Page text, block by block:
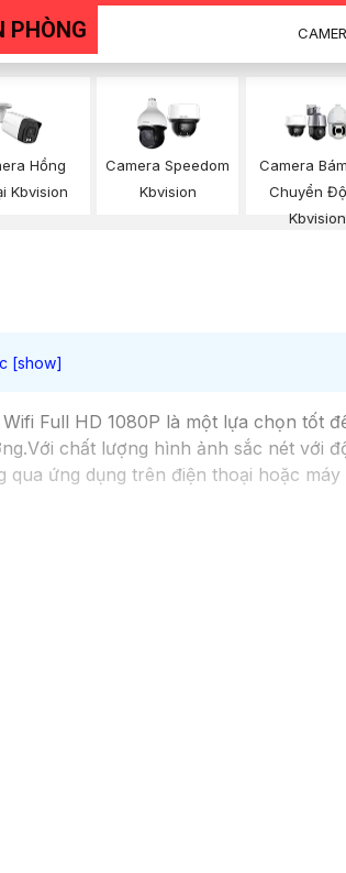
PHÒNG
Hồng
Kbvision
Camera Speedom
Kbvision
Camera
Chuyển
Kbvision
Wifi Full HD 1080P là một lựa chọn tốt
chất lượng hình ảnh sắc nét với
qua ứng dụng trên điện thoại hoặc máy